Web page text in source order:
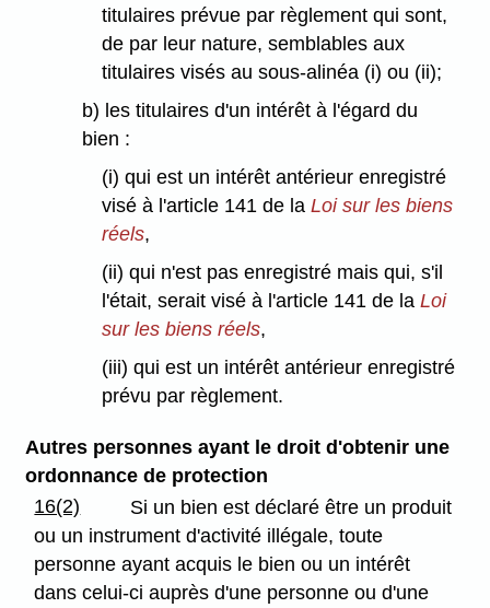
titulaires prévue par règlement qui sont,
de par leur nature, semblables aux
titulaires visés au sous-alinéa (i) ou (ii);
b) les titulaires d'un intérêt à l'égard du
bien :
(i) qui est un intérêt antérieur enregistré
visé à l'article 141 de la Loi sur les biens
réels,
(ii) qui n'est pas enregistré mais qui, s'il
l'était, serait visé à l'article 141 de la Loi
sur les biens réels,
(iii) qui est un intérêt antérieur enregistré
prévu par règlement.
Autres personnes ayant le droit d'obtenir une
ordonnance de protection
16(2)
Si un bien est déclaré être un produit
ou un instrument d'activité illégale, toute
personne ayant acquis le bien ou un intérêt
dans celui-ci auprès d'une personne ou d'une